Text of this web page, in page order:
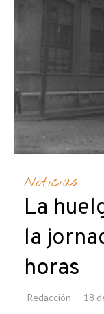
Noticias
La
la
horas
Redacción 18